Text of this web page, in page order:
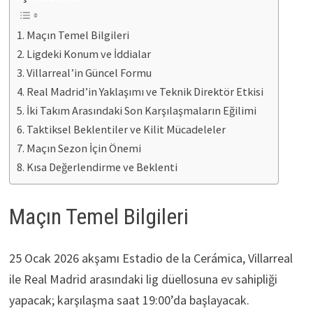
Maçın Temel Bilgileri
Ligdeki Konum ve İddialar
Villarreal’in Güncel Formu
Real Madrid’in Yaklaşımı ve Teknik Direktör Etkisi
İki Takım Arasındaki Son Karşılaşmaların Eğilimi
Taktiksel Beklentiler ve Kilit Mücadeleler
Maçın Sezon İçin Önemi
Kısa Değerlendirme ve Beklenti
Maçın Temel Bilgileri
25 Ocak 2026 akşamı Estadio de la Cerámica, Villarreal
ile Real Madrid arasındaki lig düellosuna ev sahipliği
yapacak; karşılaşma saat 19:00’da başlayacak.